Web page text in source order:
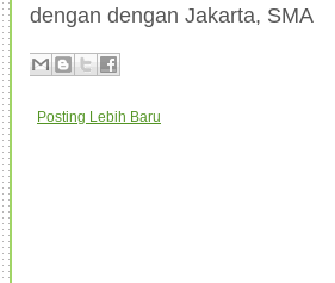
dengan dengan Jakarta, SMA
Posting Lebih Baru